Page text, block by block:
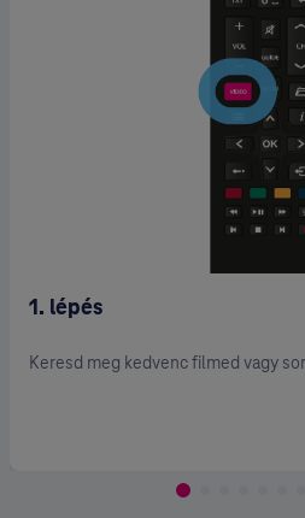
1. lépés
Keresd meg kedvenc filmed vagy